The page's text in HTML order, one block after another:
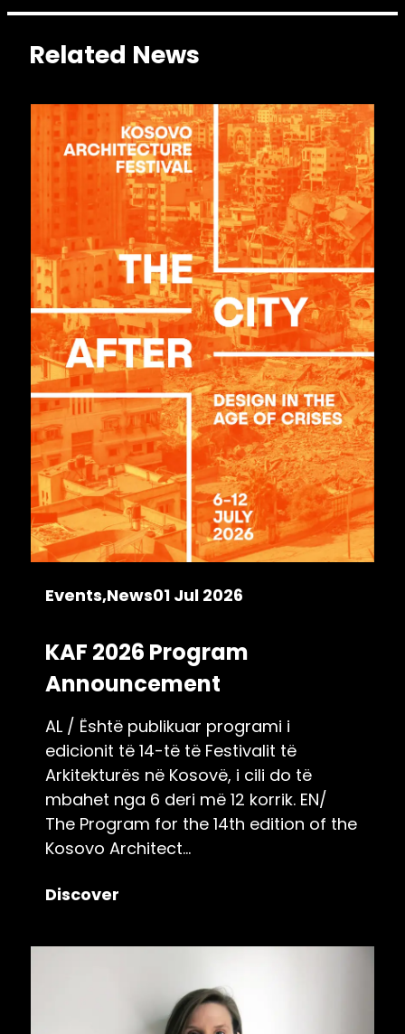
Related News
Events News01 Jul 2026
KAF 2026 Program
Announcement
AL / Është publikuar programi i
edicionit të 14-të të Festivalit të
Arkitekturës në Kosovë, i cili do të
mbahet nga 6 deri më 12 korrik. EN/
The Program for the 14th edition of the
Kosovo Architect...
Discover